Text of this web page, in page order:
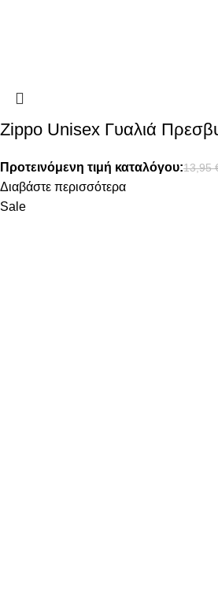
Zippo Unisex Γυαλιά
Προτεινόμενη τιμή καταλόγου:13,95
Διαβάστε περισσότερα
Sale